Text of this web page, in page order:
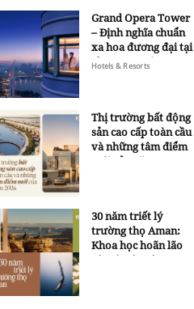
Grand Opera Tower
– Định nghĩa chuẩn
xa hoa đương đại tại
Sheraton Saigon
Hotels & Resorts
Thị trường bất động
sản cao cấp toàn cầu
và những tâm điểm
mới của năm 2026
30 năm triết lý
trường thọ Aman:
Khoa học hoãn lão
và trí tuệ ngàn xưa